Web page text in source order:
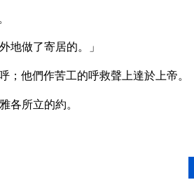
地做了寄居的。」
他們作苦工的呼救聲上達於上帝。
各所立的約。